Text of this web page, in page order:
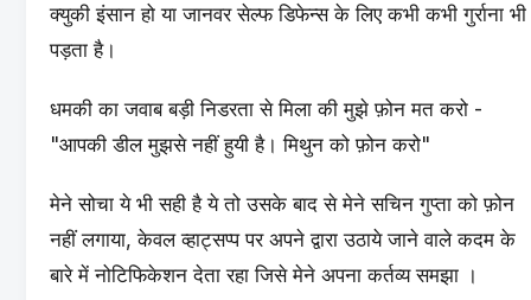
क्युकी इंसान हो या जानवर सेल्फ डिफेन्स के लिए कभी कभी गुर्राना भी
पड़ता है।
धमकी का जवाब बड़ी निडरता से मिला की मुझे फ़ोन मत करो -
"आपकी डील मुझसे नहीं हुयी है। मिथुन को फ़ोन करो"
मेने सोचा ये भी सही है ये तो उसके बाद से मेने सचिन गुप्ता को फ़ोन
नहीं लगाया, केवल व्हाट्सप्प पर अपने द्वारा उठाये जाने वाले कदम के
बारे में नोटिफिकेशन देता रहा जिसे मेने अपना कर्तव्य समझा ।